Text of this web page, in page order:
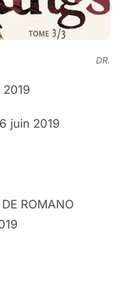
DR.
juin 2019
ROMANO